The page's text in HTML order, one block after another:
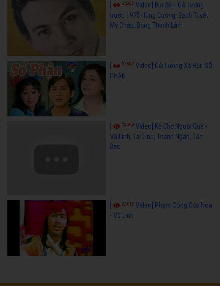
36025 Video] Bụi đời - Cải lương
trước 1975 Hùng Cường, Bạch Tuyết,
Mỹ Châu, Dũng Thanh Lâm
34587 Video] Cải Lương Xã Hội: SỐ
PHẬN
24594 Video] Kẻ Chợ Người Quê -
Vũ Linh, Tài Linh, Thanh Ngân, Tấn
Beo
23612 Video] Phạm Công Cúc Hoa
- Vũ Linh